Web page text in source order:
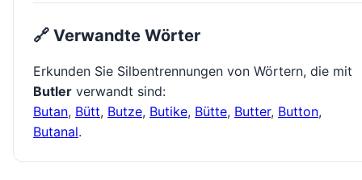
🔗 Verwandte Wörter
Erkunden Sie Silbentrennungen von Wörtern, die mit
Butler verwandt sind:
Butan, Bütt, Butze, Butike, Bütte, Butter, Button,
Butanal.